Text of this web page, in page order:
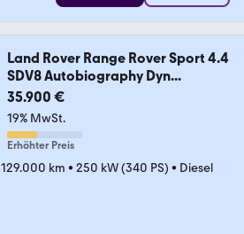
Land Rover Range Rover Sport 4.4
SDV8 Autobiography Dyn...
35.900 €
19% MwSt.
Erhöhter Preis
129.000 km • 250 kW (340 PS) • Diesel